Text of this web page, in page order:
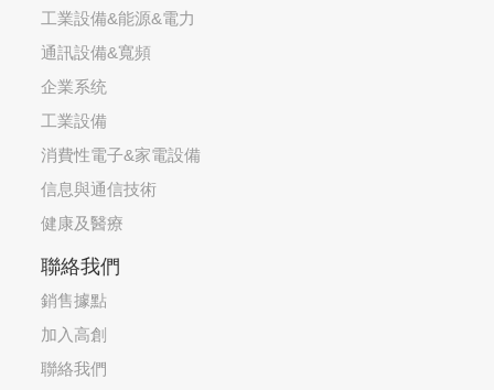
工業設備&能源&電力
通訊設備&寬頻
企業系统
工業設備
消費性電子&家電設備
信息與通信技術
健康及醫療
聯絡我們
銷售據點
加入高創
聯絡我們